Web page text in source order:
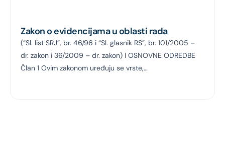
Zakon o evidencijama u oblasti rada
(“Sl. list SRJ”, br. 46/96 i “Sl. glasnik RS”, br. 101/2005 –
dr. zakon i 36/2009 – dr. zakon) I OSNOVNE ODREDBE
Član 1 Ovim zakonom uređuju se vrste,…